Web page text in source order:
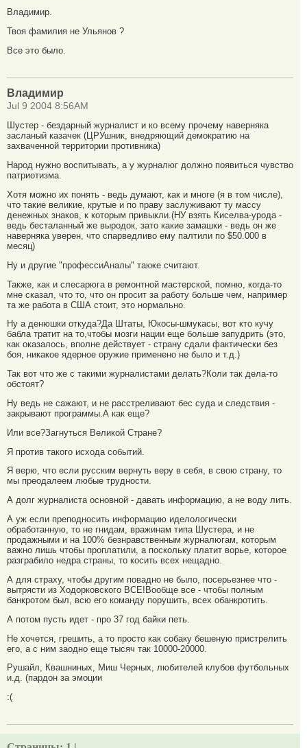
Владимир.
Твоя фамилия не Ульянов ?
Все это было.
Владимир
Jul 9 2004 8:56AM
Шустер - бездарный журналист и ко всему прочему наверняка
засланый казачек (ЦРУшник, внедряющий демократию на
захваченной территории противника)
Народ нужно воспитывать, а у журналюг должно появиться чувство
патриотизма.
Хотя можно их понять - ведь думают, как и многе (я в том числе),
что такие великие, крутые и по праву заслуживают ту массу
денежных знаков, к которым привыкли.(НУ взять Киселва-урода -
ведь бесталанный же выродок, зато какие замашки - ведь он же
наверняка уверен, что спарведливо ему палтили по $50.000 в
месяц)
Ну и другие "профессиАналы" также считают.
Также, как и слесарюга в ремонтной мастерской, помню, когда-то
мне сказал, что то, что он просит за работу больше чем, например
та же работа в США стоит, это нормально.
Ну а денюшки откуда?Да Штаты, Юкосы-шмукасы, вот кто кучу
бабла тратит на то,чтобы мозги нации еще больше запудрить (это,
как оказалось, вполне действует - страну сдали фактически без
боя, никакое ядерное оружие применено не было и т.д.)
Так вот что же с такими журналистами делать?Коли так дела-то
обстоят?
Ну ведь не сажают, и не расстреливают бес суда и следствия -
закрывают программы.А как еще?
Или все?Загнуться Великой Стране?
Я против такого исхода событий.
Я верю, что если русским вернуть веру в себя, в свою страну, то
мы преодалеем любые трудности.
А долг журналиста основной - давать информацию, а не воду лить.
А уж если преподносить информацию иделологически
обработанную, то не гнидам, вражинам типа Шустера, и не
продажными и на 100% безнравственным журналюгам, которым
важно лишь чтобы проплатили, а поскольку платит ворье, которое
разграбило недра страны, то косить всех нещадно.
А для страху, чтобы другим повадно не было, посерьезнее что -
вытрясти из Ходорковского ВСЕ!Вообще все - чтобы полным
банкротом был, всю его команду порушить, всех обанкротить.
А потом пусть идет - про 37 год байки петь.
Не хочется, грешить, а то просто как собаку бешеную пристрелить
его, а с ним заодно еще тысяч так 10000-20000.
Рушайл, Квашниных, Миш Черных, любителей клубов футбольных
и.д. (пардон за эмоции
:(